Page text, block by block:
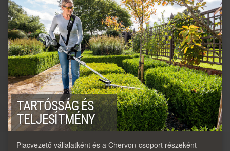
TARTÓSSÁG ÉS
TELJESÍTMÉNY
Piacvezető vállalatként és a Chervon-csoport részeként